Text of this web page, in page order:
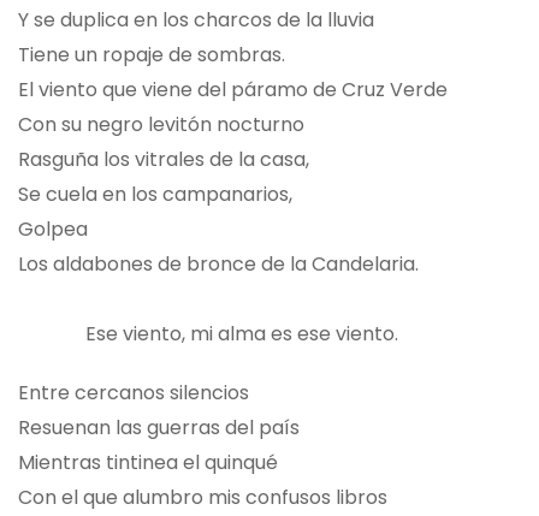
Y se duplica en los charcos de la lluvia
Tiene un ropaje de sombras.
El viento que viene del páramo de Cruz Verde
Con su negro levitón nocturno
Rasguña los vitrales de la casa,
Se cuela en los campanarios,
Golpea
Los aldabones de bronce de la Candelaria.
Ese viento, mi alma es ese viento.
Entre cercanos silencios
Resuenan las guerras del país
Mientras tintinea el quinqué
Con el que alumbro mis confusos libros